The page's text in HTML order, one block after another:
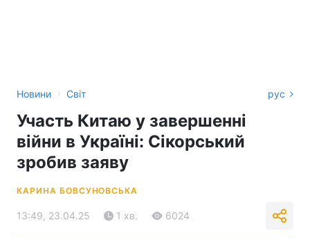
Новини › Світ рус
Участь Китаю у завершенні
війни в Україні: Сікорський
зробив заяву
КАРИНА БОВСУНОВСЬКА
13:49, 23.04.25 1 хв. 6024